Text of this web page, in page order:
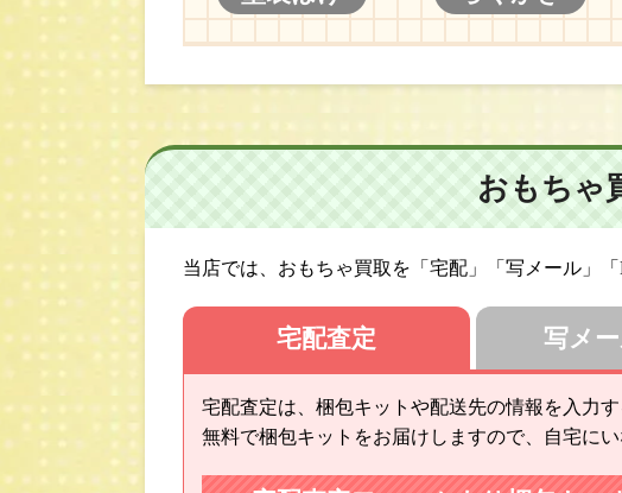
おもちゃ
当店では、おもちゃ買取を「宅配」「写メール」
宅配査定
宅配査定は、梱包キットや配送先の情報を入力
無料で梱包キットをお届けしますので、自宅に
写メ